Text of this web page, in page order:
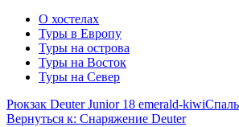
О хостелах
Туры в Европу
Туры на острова
Туры на Восток
Туры на Север
Рюкзак Deuter Junior 18 emerald-kiwi
Вернуться к: Снаряжение Deuter